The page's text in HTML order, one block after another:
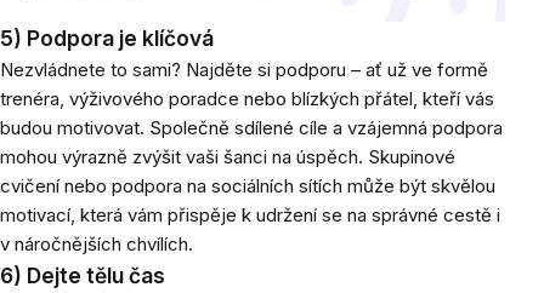
5) Podpora je klíčová
Nezvládnete to sami? Najděte si podporu – ať už ve formě
trenéra, výživového poradce nebo blízkých přátel, kteří vás
budou motivovat. Společně sdílené cíle a vzájemná podpora
mohou výrazně zvýšit vaši šanci na úspěch. Skupinové
cvičení nebo podpora na sociálních sítích může být skvělou
motivací, která vám přispěje k udržení se na správné cestě i
v náročnějších chvílích.
6) Dejte tělu čas